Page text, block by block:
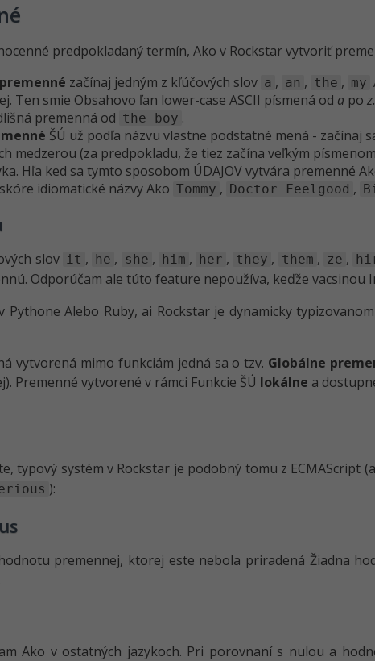
predpokladaný termín, Ako v Rockstar vytvoriť
začínaj jedným z kľúčových slov a , an , the , my
Ten smie Obsahovo ľan lower-case ASCII písmená od a po z.
premenná od the boy .
ŠÚ už podľa názvu vlastne podstatné mená - začínaj
medzerou (za predpokladu, že tiez začína veľkým
Hľa ked sa tymto sposobom ÚDAJOV vytvára premenné
idiomatické názvy Ako Tommy , Doctor Feelgood ,
slov it , he , she , him , her , they , them , ze ,
Odporúčam ale túto feature nepoužíva, keďže vacsinou
Pythone Alebo Ruby, ai Rockstar je dynamicky
vytvorená mimo funkciám jedná sa o tzv. Globálne
Premenné vytvorené v rámci Funkcie ŠÚ lokálne a
typový systém v Rockstar je podobný tomu z ECMAScript
):
premennej, ktorej este nebola priradená Žiadna
Ako v ostatných jazykoch. Pri porovnaní s nulou a